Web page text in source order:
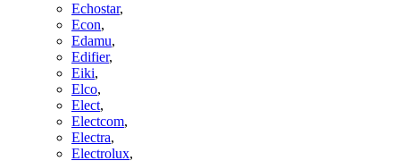
Echostar,
Econ,
Edamu,
Edifier,
Eiki,
Elco,
Elect,
Electcom,
Electra,
Electrolux,